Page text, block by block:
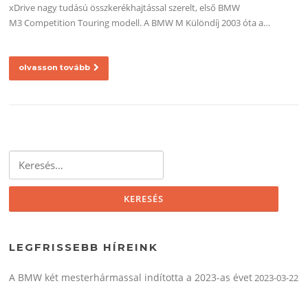
xDrive nagy tudású összkerékhajtással szerelt, első BMW
M3 Competition Touring modell. A BMW M Különdíj 2003 óta a…
olvasson tovább
LEGFRISSEBB HÍREINK
A BMW két mesterhármassal indította a 2023-as évet2023-03-22